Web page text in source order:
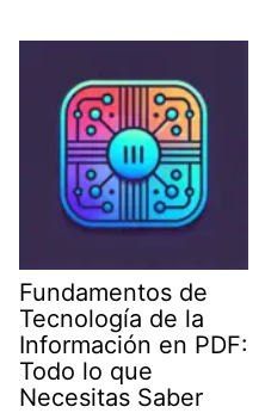
Fundamentos de
Tecnología de la
Información en PDF:
Todo lo que
Necesitas Saber